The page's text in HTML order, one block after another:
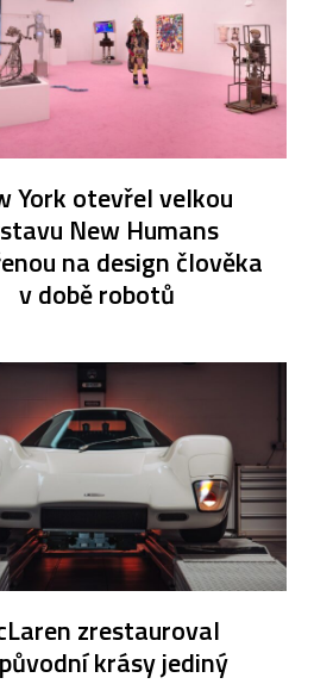
York otevřel velkou
New Humans
na design člověka
v době robotů
zrestauroval
krásy jediný